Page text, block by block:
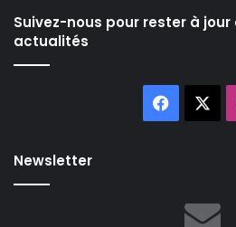
Suivez-nous pour rester à
actualités
Facebook
Newsletter